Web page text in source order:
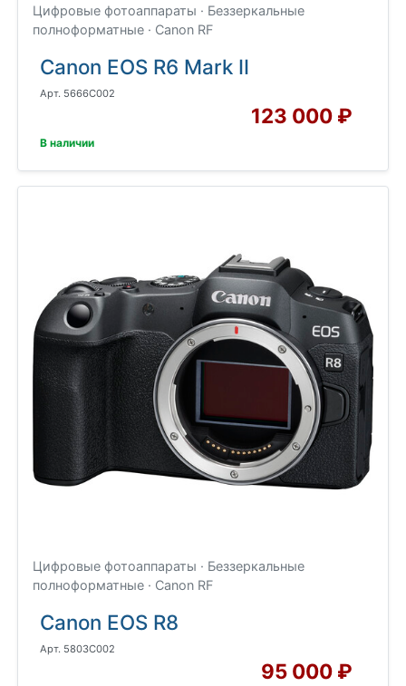
Цифровые фотоаппараты · Беззеркальные
полноформатные · Canon RF
Canon EOS R6 Mark II
Арт. 5666C002
123 000 ₽
В наличии
Цифровые фотоаппараты · Беззеркальные
полноформатные · Canon RF
Canon EOS R8
Арт. 5803C002
95 000 ₽